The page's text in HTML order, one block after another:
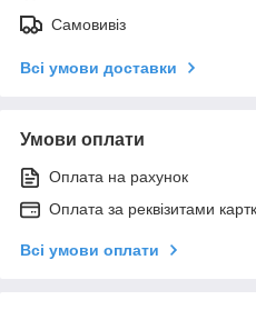
Самовивіз
Всі умови доставки
Умови оплати
Оплата на рахунок
Оплата за реквізитами
Всі умови оплати